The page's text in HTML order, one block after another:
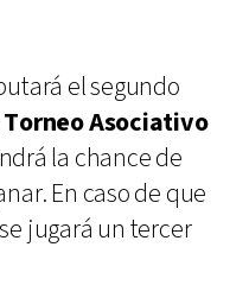
el segundo
Asociativo
la chance de
En caso de que
jugará un tercer